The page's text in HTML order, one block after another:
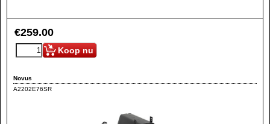
€259.00
Koop nu
Novus
A2202E76SR